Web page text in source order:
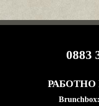
0883
РАБОТНО